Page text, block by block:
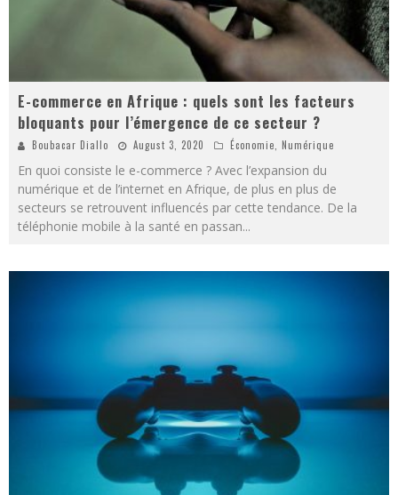
E-commerce en Afrique : quels sont les facteurs
bloquants pour l’émergence de ce secteur ?
Boubacar Diallo August 3, 2020 Économie Numérique
En quoi consiste le e-commerce ? Avec l’expansion du
numérique et de l’internet en Afrique, de plus en plus de
secteurs se retrouvent influencés par cette tendance. De la
téléphonie mobile à la santé en passan...